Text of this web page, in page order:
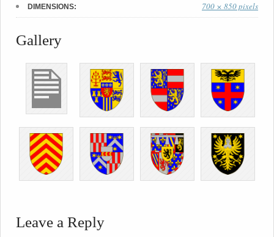
DIMENSIONS: 700 × 850 pixels
Gallery
Leave a Reply